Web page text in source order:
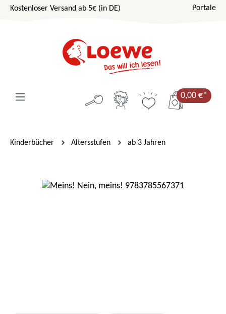
Zum Hauptinhalt springen
Kostenloser Versand ab 5€ (in DE) Portale
0,00 €*
Kinderbücher Altersstufen ab 3 Jahren
Bildergalerie überspringen